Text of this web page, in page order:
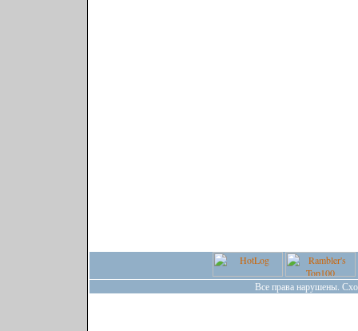
Все права нарушены.